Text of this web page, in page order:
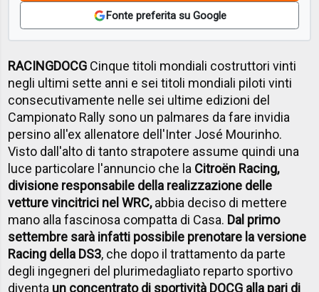
Fonte preferita su Google
RACINGDOCG Cinque titoli mondiali costruttori vinti
negli ultimi sette anni e sei titoli mondiali piloti vinti
consecutivamente nelle sei ultime edizioni del
Campionato Rally sono un palmares da fare invidia
persino all'ex allenatore dell'Inter José Mourinho.
Visto dall'alto di tanto strapotere assume quindi una
luce particolare l'annuncio che la Citroën Racing,
divisione responsabile della realizzazione delle
vetture vincitrici nel WRC,abbia deciso di mettere
mano alla fascinosa compatta di Casa. Dal primo
settembre sarà infatti possibile prenotare la versione
Racing della DS3, che dopo il trattamento da parte
degli ingegneri del plurimedagliato reparto sportivo
diventa un concentrato di sportività DOCG alla pari di